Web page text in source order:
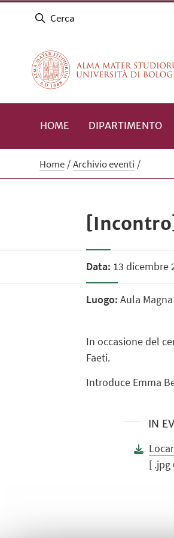
Cerca
HOME DIPARTIMENTO
Home Archivio eventi
Data: 13 dicembre
Luogo: Aula
In occasione del
Faeti.
Introduce Emma
IN
[ .jpg